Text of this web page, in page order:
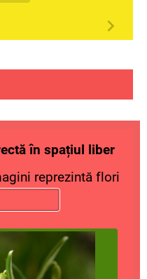
în spațiul liber
reprezintă flori